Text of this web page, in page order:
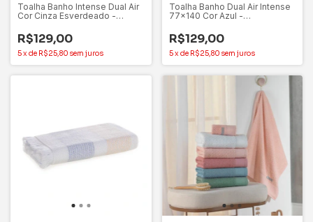
Toalha Banho Intense Dual Air
Cor Cinza Esverdeado -
R$129,00
5x de R$25,80 sem juros
Toalha Banho Dual Air Intense
77x140 Cor Azul -
R$129,00
5x de R$25,80 sem juros